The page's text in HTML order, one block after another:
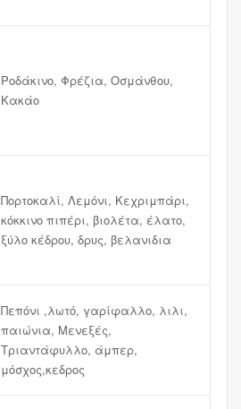
Ροδάκινο, Φρέζια, Οσμάνθου,
Κακάο
Πορτοκαλί, Λεμόνι, Κεχριμπάρι,
κόκκινο πιπέρι, βιολέτα, έλατο,
ξύλο κέδρου, δρυς, βελανιδια
Πεπόνι ,λωτό, γαρίφαλλο, λιλι,
παιώνια, Μενεξές,
Τριαντάφυλλο, άμπερ,
μόσχος,κεδρος